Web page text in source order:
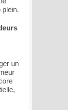
plein.
un